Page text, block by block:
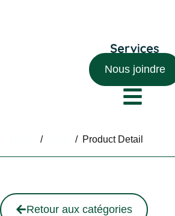
Nous joindre
/ / Product Detail
Retour aux catégories